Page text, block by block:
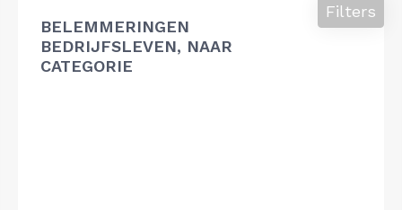
BELEMMERINGEN
BEDRIJFSLEVEN, NAAR
CATEGORIE
Filters